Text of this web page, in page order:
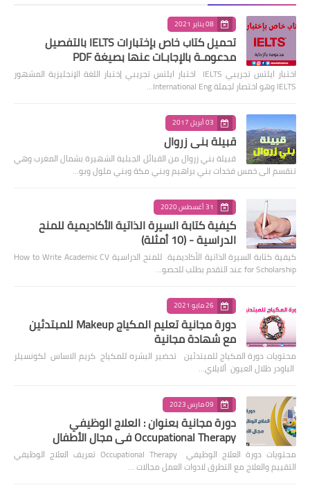
08 يناير 2021
تحميل كتاب خاص بإختبارات IELTS بالتفصيل
مدعومـة بالإجابـات عنها بصيغة PDF
اختبار ايلتس تجريبي IELTS اختبار ايلتس تجريبي إختبار اللغة الإنجليزية المشهور
IELTS وهو اختصار لجملة International Eng…
03 أبريل 2017
قبيلة بني زروال
قبيلة بني زروال من القبائل الجبلية الشهيرة بشمال المغرب وهي
تنقسم الى خمس فخدات بني براهيم وبني مكة وبني ملول وبو…
31 أغسطس 2020
كيفية كتابة السيرة الذاتية الأكاديمية للمنح
الدراسية - (10 أمثلة)
كيفية كتابة السيرة الذاتية الأكاديمية للمنح الدراسية How to Write Academic CV
for Scholarship عند التقدم بطلب للحصو…
26 مايو 2021
دورة مجانية تعليم المكياج Makeup للمبتدئين
مع شهادة مجانية
محتويات دورة المكياج للمبتدئين تحضير البشره للمكياج كريم الاساس لكونسيلر
الباودر ظلال العيون ألايلاي…
09 مارس 2023
دورة مجانية بعنوان : العلاج الوظيفي
Occupational Therapy في مجال الأطفال
محتويات دورة العلاج الوظيفي Occupational Therapy تعريف العلاج الوظيفي
التقييم والعلاج مع التطرق لادوات العمل مجالات …